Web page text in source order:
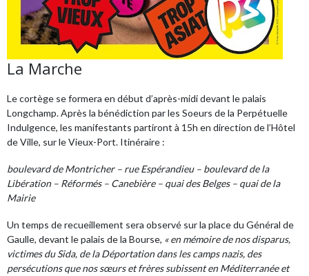
La Marche
Le cortège se formera en début d’après-midi devant le palais
Longchamp. Après la bénédiction par les Soeurs de la Perpétuelle
Indulgence, les manifestants partiront à 15h en direction de l’Hôtel
de Ville, sur le Vieux-Port. Itinéraire :
boulevard de Montricher – rue Espérandieu – boulevard de la
Libération – Réformés – Canebière – quai des Belges – quai de la
Mairie
Un temps de recueillement sera observé sur la place du Général de
Gaulle, devant le palais de la Bourse, « en mémoire de nos disparus,
victimes du Sida, de la Déportation dans les camps nazis, des
persécutions que nos sœurs et frères subissent en Méditerranée et